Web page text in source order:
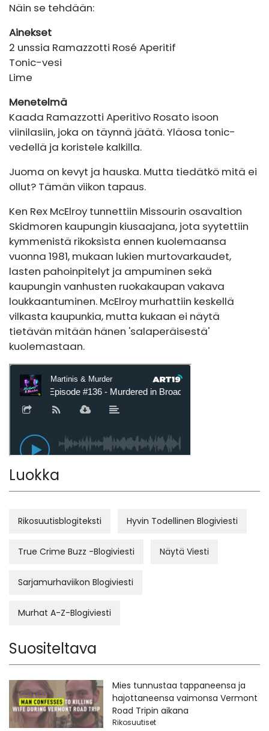
Näin se tehdään:
Ainekset
2 unssia Ramazzotti Rosé Aperitif
Tonic-vesi
Lime
Menetelmä
Kaada Ramazzotti Aperitivo Rosato isoon
viinilasiin, joka on täynnä jäätä. Yläosa tonic-
vedellä ja koristele kalkilla.
Juoma on kevyt ja hauska. Mutta tiedätkö mitä ei
ollut? Tämän viikon tapaus.
Ken Rex McElroy tunnettiin Missourin osavaltion
Skidmoren kaupungin kiusaajana, jota syytettiin
kymmenistä rikoksista ennen kuolemaansa
vuonna 1981, mukaan lukien murtovarkaudet,
lasten pahoinpitelyt ja ampuminen sekä
kaupungin vanhusten ruokakaupan vakava
loukkaantuminen. McElroy murhattiin keskellä
vilkasta kaupunkia, mutta kukaan ei näytä
tietävän mitään hänen 'salaperäisestä'
kuolemastaan.
Luokka
Rikosuutisblogiteksti Hyvin Todellinen Blogiviesti
True Crime Buzz -Blogiviesti Näytä Viesti
Sarjamurhaviikon Blogiviesti
Murhat A-Z-Blogiviesti
Suositeltava
Mies tunnustaa tappaneensa ja
hajottaneensa vaimonsa Vermont
Road Tripin aikana
Rikosuutiset